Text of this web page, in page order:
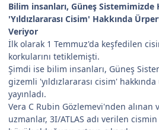
Bilim insanları, Güneş Sistemimizde
'Yıldızlararası Cisim' Hakkında
Veriyor
İlk olarak 1 Temmuz'da keşfedilen
korkularını tetiklemişti.
Şimdi ise bilim insanları, Güneş
gizemli 'yıldızlararası cisim'
yayınladı.
Vera C Rubin Gözlemevi'nden alınan
uzmanlar, 3I/ATLAS adı verilen